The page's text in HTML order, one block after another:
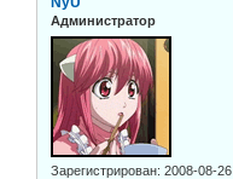
Администратор
Зарегистрирован: 2008-08-26